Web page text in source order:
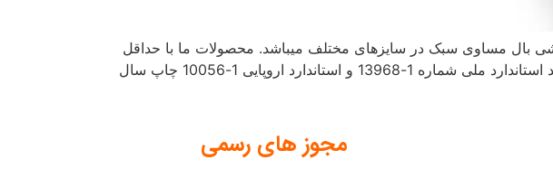
بال مساوی سبک در سایزهای مختلف میباشد. محصولات ما با حداقل
تلرانس تولید میشوند و خواص مکانیکی انها بر اساس استانداردهای ملی و بین المللی مختلفی مانند استاندارد ملی شماره 1-13968 و استاندارد اروپایی 1-10056 چاپ سال
مجوز های رسمی